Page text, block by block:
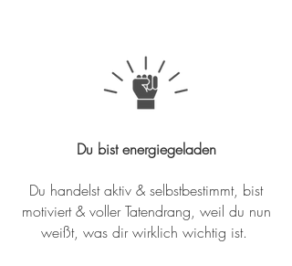
Du bist energiegeladen
Du handelst aktiv & selbstbestimmt, bist
motiviert & voller Tatendrang, weil du nun
weißt, was dir wirklich wichtig ist.